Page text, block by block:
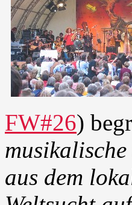
FW#26)
aus dem